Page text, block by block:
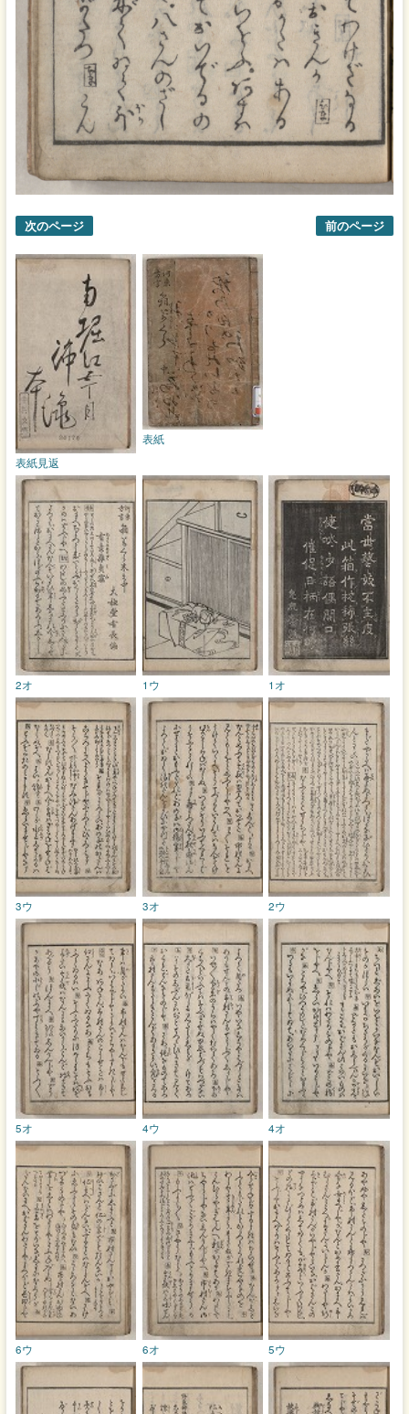
次のページ 前のページ
表紙
表紙見返
1オ
1ウ
2オ
2ウ
3オ
3ウ
4オ
4ウ
5オ
5ウ
6オ
6ウ